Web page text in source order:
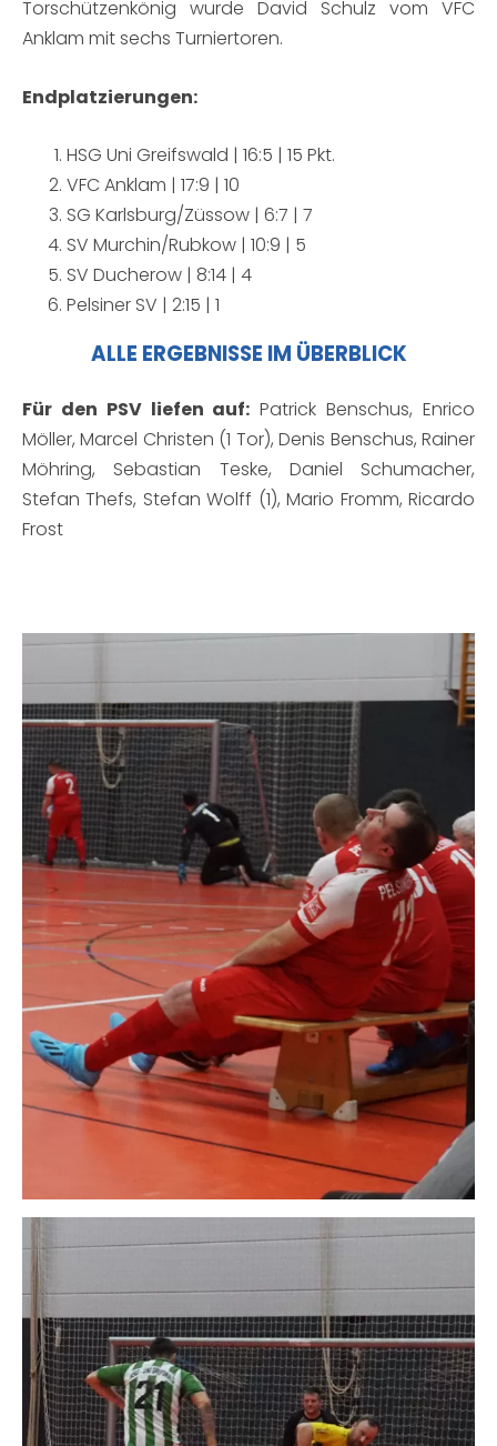
Torschützenkönig wurde David Schulz vom VFC
Anklam mit sechs Turniertoren.
Endplatzierungen:
HSG Uni Greifswald | 16:5 | 15 Pkt.
VFC Anklam | 17:9 | 10
SG Karlsburg/Züssow | 6:7 | 7
SV Murchin/Rubkow | 10:9 | 5
SV Ducherow | 8:14 | 4
Pelsiner SV | 2:15 | 1
ALLE ERGEBNISSE IM ÜBERBLICK
Für den PSV liefen auf: Patrick Benschus, Enrico
Möller, Marcel Christen (1 Tor), Denis Benschus, Rainer
Möhring, Sebastian Teske, Daniel Schumacher,
Stefan Thefs, Stefan Wolff (1), Mario Fromm, Ricardo
Frost